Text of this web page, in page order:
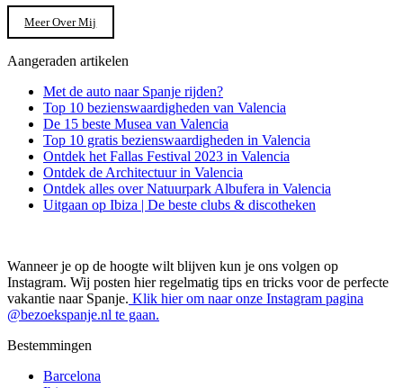
Meer Over Mij
Aangeraden artikelen
Met de auto naar Spanje rijden?
Top 10 bezienswaardigheden van Valencia
De 15 beste Musea van Valencia
Top 10 gratis bezienswaardigheden in Valencia
Ontdek het Fallas Festival 2023 in Valencia
Ontdek de Architectuur in Valencia
Ontdek alles over Natuurpark Albufera in Valencia
Uitgaan op Ibiza | De beste clubs & discotheken
Wanneer je op de hoogte wilt blijven kun je ons volgen op
Instagram. Wij posten hier regelmatig tips en tricks voor de perfecte
vakantie naar Spanje. Klik hier om naar onze Instagram pagina
@bezoekspanje.nl te gaan.
Bestemmingen
Barcelona